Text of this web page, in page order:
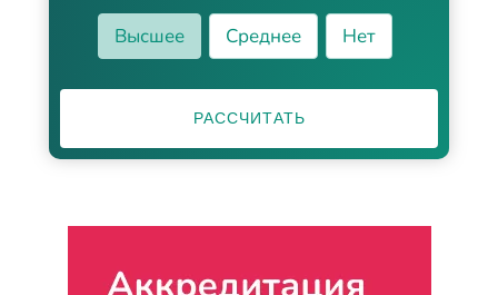
Высшее
Среднее Нет
РАССЧИТАТЬ